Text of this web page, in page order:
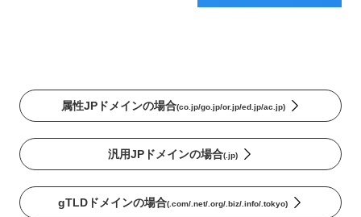
属性JPドメインの場合(co.jp/go.jp/or.jp/ed.jp/ac.jp)
汎用JPドメインの場合(.jp)
gTLDドメインの場合(.com/.net/.org/.biz/.info/.tokyo)